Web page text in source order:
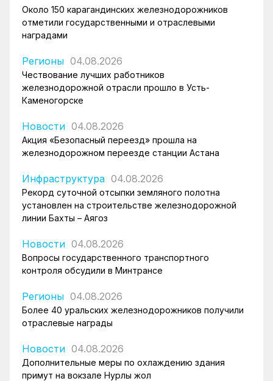
Около 150 карагандинских железнодорожников
отметили государственными и отраслевыми
наградами
Регионы 04.08.2026
Чествование лучших работников
железнодорожной отрасли прошло в Усть-
Каменогорске
Новости 04.08.2026
Акция «Безопасный переезд» прошла на
железнодорожном переезде станции Астана
Инфраструктура 04.08.2026
Рекорд суточной отсыпки земляного полотна
установлен на строительстве железнодорожной
линии Бахты – Аягоз
Новости 04.08.2026
Вопросы государственного транспортного
контроля обсудили в Минтрансе
Регионы 04.08.2026
Более 40 уральских железнодорожников получили
отраслевые награды
Новости 04.08.2026
Дополнительные меры по охлаждению здания
примут на вокзале Нурлы жол